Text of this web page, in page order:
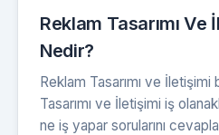
Reklam Tasarımı
Nedir?
Reklam Tasarımı ve
Tasarımı ve İletişimi iş
ne iş yapar sorularını